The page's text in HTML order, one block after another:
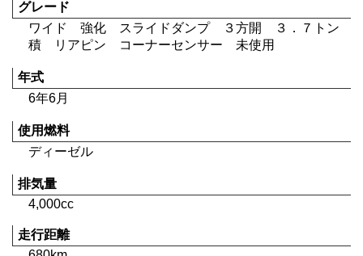
グレード
ワイド 強化 スライドダンプ ３方開 ３．７トン
積 リアピン コーナーセンサー 未使用
年式
6年6月
使用燃料
ディーゼル
排気量
4,000cc
走行距離